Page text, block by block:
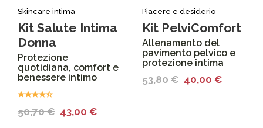
Skincare intima
Kit Salute Intima
Donna
Protezione
quotidiana, comfort e
benessere intimo
50,70€ 43,00 €
Piacere e desiderio
Kit PelviComfort
Allenamento del
pavimento pelvico e
protezione intima
53,80€ 40,00 €